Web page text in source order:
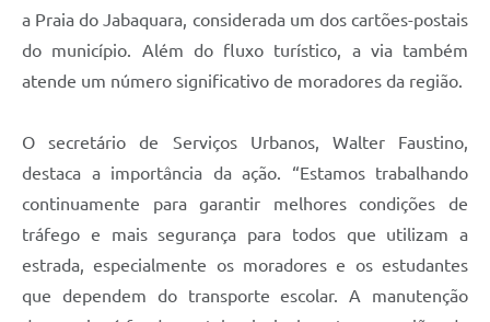
a Praia do Jabaquara, considerada um dos cartões-postais
do município. Além do fluxo turístico, a via também
atende um número significativo de moradores da região.
O secretário de Serviços Urbanos, Walter Faustino,
destaca a importância da ação. “Estamos trabalhando
continuamente para garantir melhores condições de
tráfego e mais segurança para todos que utilizam a
estrada, especialmente os moradores e os estudantes
que dependem do transporte escolar. A manutenção